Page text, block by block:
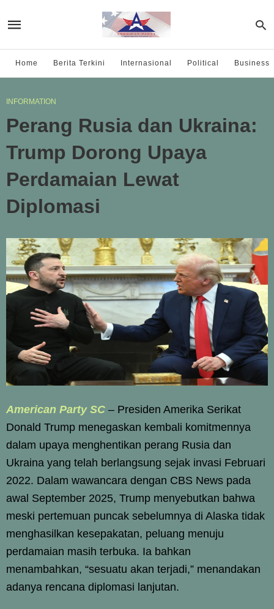
Home Berita Terkini Internasional Political Business
INFORMATION
Perang Rusia dan Ukraina:
Trump Dorong Upaya
Perdamaian Lewat
Diplomasi
American Party SC – Presiden Amerika Serikat
Donald Trump menegaskan kembali komitmennya
dalam upaya menghentikan perang Rusia dan
Ukraina yang telah berlangsung sejak invasi Februari
2022. Dalam wawancara dengan CBS News pada
awal September 2025, Trump menyebutkan bahwa
meski pertemuan puncak sebelumnya di Alaska tidak
menghasilkan kesepakatan, peluang menuju
perdamaian masih terbuka. Ia bahkan
menambahkan, “sesuatu akan terjadi,” menandakan
adanya rencana diplomasi lanjutan.